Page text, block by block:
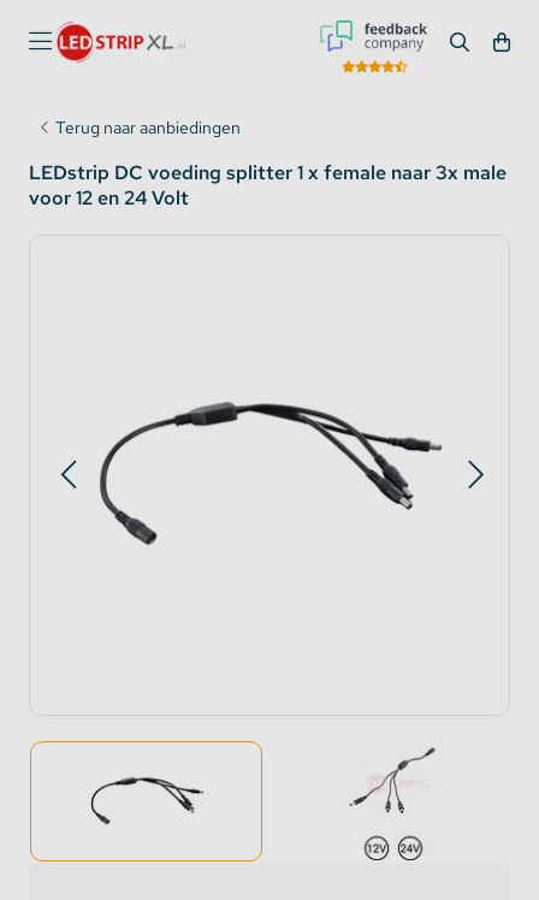
Terug naar aanbiedingen
LEDstrip DC voeding splitter 1 x female naar 3x male
voor 12 en 24 Volt